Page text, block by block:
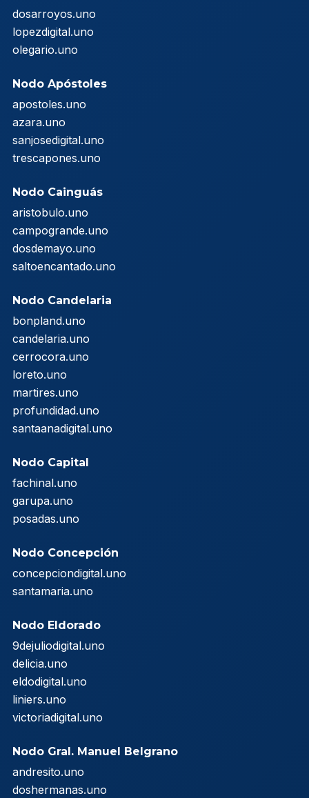
dosarroyos.uno
lopezdigital.uno
olegario.uno
Nodo Apóstoles
apostoles.uno
azara.uno
sanjosedigital.uno
trescapones.uno
Nodo Cainguás
aristobulo.uno
campogrande.uno
dosdemayo.uno
saltoencantado.uno
Nodo Candelaria
bonpland.uno
candelaria.uno
cerrocora.uno
loreto.uno
martires.uno
profundidad.uno
santaanadigital.uno
Nodo Capital
fachinal.uno
garupa.uno
posadas.uno
Nodo Concepción
concepciondigital.uno
santamaria.uno
Nodo Eldorado
9dejuliodigital.uno
delicia.uno
eldodigital.uno
liniers.uno
victoriadigital.uno
Nodo Gral. Manuel Belgrano
andresito.uno
doshermanas.uno